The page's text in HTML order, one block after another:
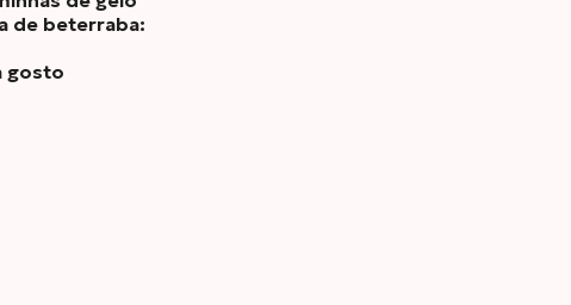
de beterraba:
gosto